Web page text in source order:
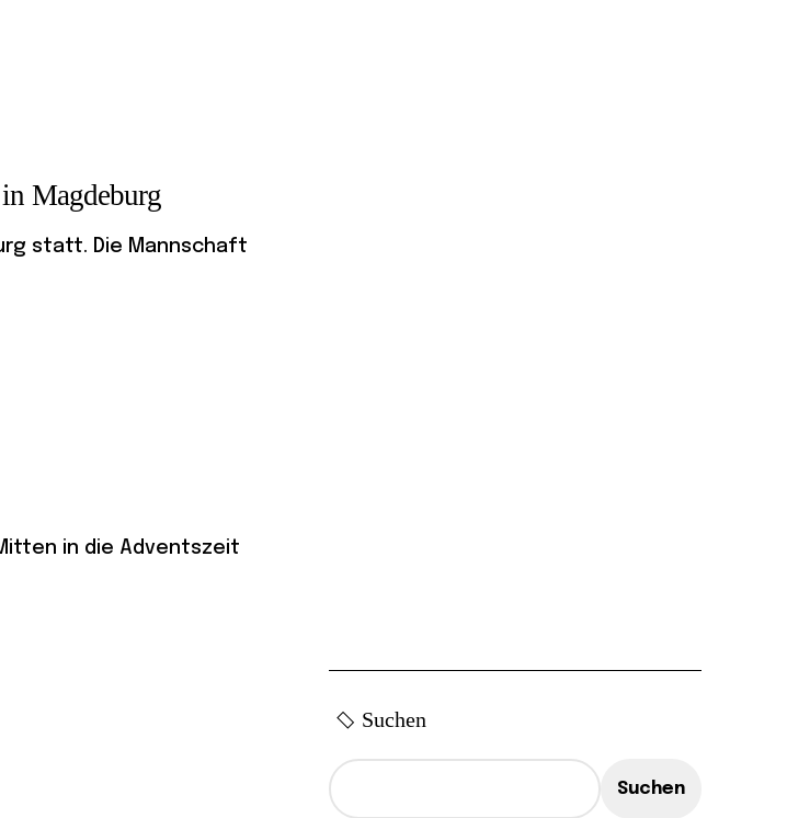
Magdeburg
statt. Die Mannschaft
Mitten in die Adventszeit
Suchen
Suchen